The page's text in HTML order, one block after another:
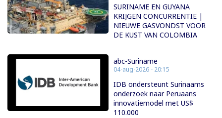
SURINAME EN GUYANA
KRIJGEN CONCURRENTIE |
NIEUWE GASVONDST VOOR
DE KUST VAN COLOMBIA
abc-Suriname
04-aug-2026 - 20:15
IDB ondersteunt Surinaams
onderzoek naar Peruaans
innovatiemodel met US$
110.000